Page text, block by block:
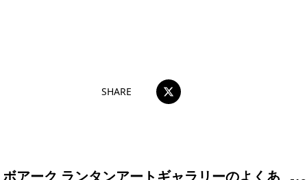
SHARE
ボアーク ランタンアートギャラリーのよくあ